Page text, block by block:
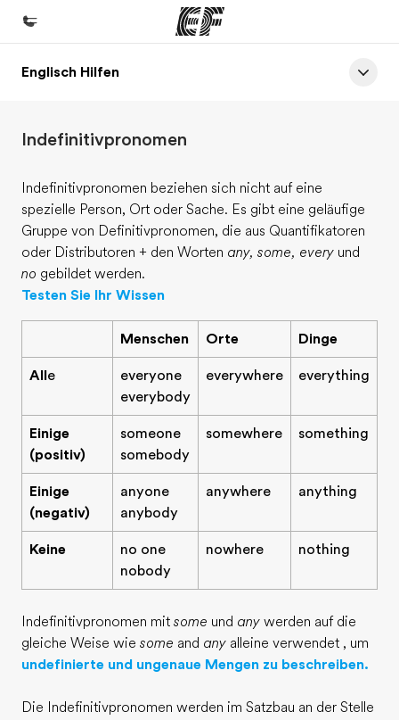
Home
Programme
Büros
Büros in der Nähe
Über uns
Werde Teil unseres Teams
Englisch Hilfen
Indefinitivpronomen
Indefinitivpronomen beziehen sich nicht auf eine
spezielle Person, Ort oder Sache. Es gibt eine geläufige
Gruppe von Definitivpronomen, die aus Quantifikatoren
oder Distributoren + den Worten any, some, every und
no gebildet werden.
Testen Sie Ihr Wissen
Menschen Orte Dinge
Alle
everyone
everybody
everywhere everything
Einige
(positiv)
someone
somebody
somewhere something
Einige
(negativ)
anyone
anybody
anywhere anything
Keine
no one
nobody
nowhere nothing
Indefinitivpronomen mit some und any werden auf die
gleiche Weise wie some and any alleine verwendet , um
undefinierte und ungenaue Mengen zu beschreiben.
Die Indefinitivpronomen werden im Satzbau an der Stelle